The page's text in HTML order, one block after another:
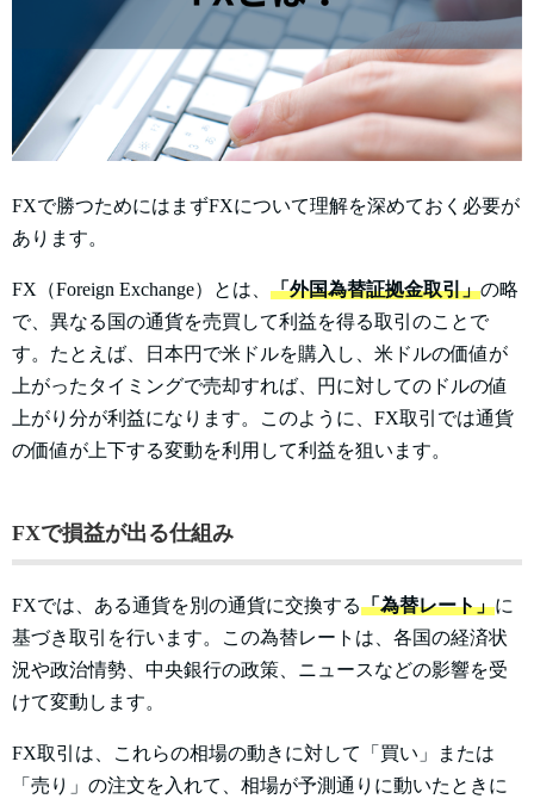
FXで勝つためにはまずFXについて理解を深めておく必要が
あります。
FX（Foreign Exchange）とは、 「外国為替証拠金取引」の略
で、異なる国の通貨を売買して利益を得る取引のことで
す。たとえば、日本円で米ドルを購入し、米ドルの価値が
上がったタイミングで売却すれば、円に対してのドルの値
上がり分が利益になります。このように、FX取引では通貨
の価値が上下する変動を利用して利益を狙います。
FXで損益が出る仕組み
FXでは、ある通貨を別の通貨に交換する「為替レート」に
基づき取引を行います。この為替レートは、各国の経済状
況や政治情勢、中央銀行の政策、ニュースなどの影響を受
けて変動します。
FX取引は、これらの相場の動きに対して「買い」または
「売り」の注文を入れて、相場が予測通りに動いたときに